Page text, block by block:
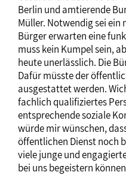
Berlin und amtierende
Müller. Notwendig sei ein
Bürger erwarten eine
muss kein Kumpel sein,
heute unerlässlich. Die
Dafür müsste der
ausgestattet werden.
fachlich qualifiziertes
entsprechende soziale
würde mir wünschen,
öffentlichen Dienst noch
viele junge und
bei uns begeistern